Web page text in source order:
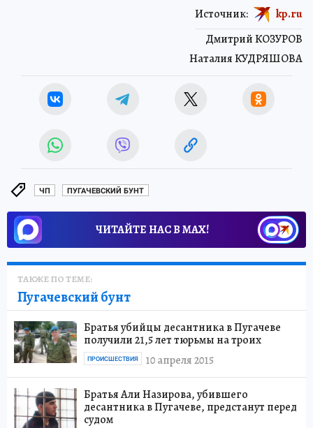
Дмитрий КОЗУРОВ
Наталия КУДРЯШОВА
Источник: kp.ru
ЧП ПУГАЧЕВСКИЙ БУНТ
ЧИТАЙТЕ НАС В МАХ!
ТАКЖЕ ПО ТЕМЕ:
Пугачевский бунт
Братья убийцы десантника в Пугачеве
получили 21,5 лет тюрьмы на троих
10 апреля 2015
ПРОИСШЕСТВИЯ
Братья Али Назирова, убившего
десантника в Пугачеве, предстанут перед
судом